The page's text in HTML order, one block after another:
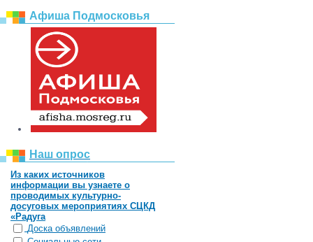
Афиша Подмосковья
Наш опрос
Из каких источников
информации вы узнаете о
проводимых культурно-
досуговых мероприятиях СЦКД
«Радуга
Доска объявлений